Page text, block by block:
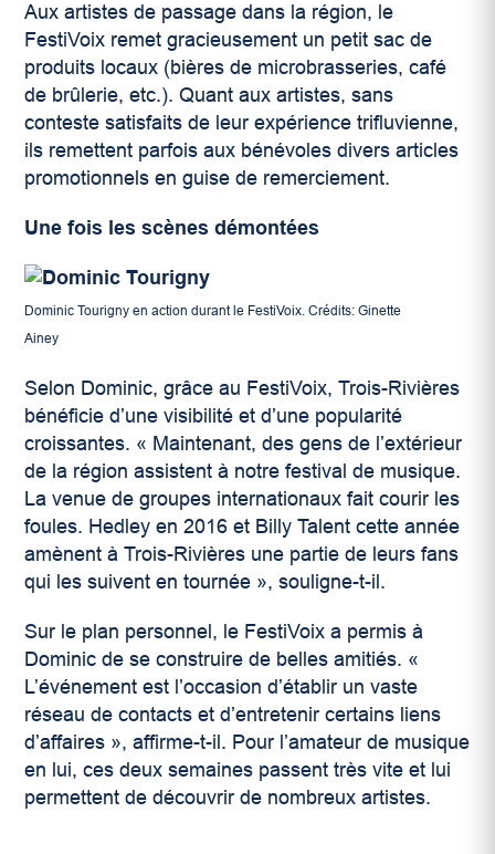
Aux artistes de passage dans la région, le
FestiVoix remet gracieusement un petit sac de
produits locaux (bières de microbrasseries, café
de brûlerie, etc.). Quant aux artistes, sans
conteste satisfaits de leur expérience trifluvienne,
ils remettent parfois aux bénévoles divers articles
promotionnels en guise de remerciement.
Une fois les scènes démontées
Dominic Tourigny en action durant le FestiVoix. Crédits: Ginette
Ainey
Selon Dominic, grâce au FestiVoix, Trois-Rivières
bénéficie d’une visibilité et d’une popularité
croissantes. « Maintenant, des gens de l’extérieur
de la région assistent à notre festival de musique.
La venue de groupes internationaux fait courir les
foules. Hedley en 2016 et Billy Talent cette année
amènent à Trois-Rivières une partie de leurs fans
qui les suivent en tournée », souligne-t-il.
Sur le plan personnel, le FestiVoix a permis à
Dominic de se construire de belles amitiés. «
L’événement est l’occasion d’établir un vaste
réseau de contacts et d’entretenir certains liens
d’affaires », affirme-t-il. Pour l’amateur de musique
en lui, ces deux semaines passent très vite et lui
permettent de découvrir de nombreux artistes.